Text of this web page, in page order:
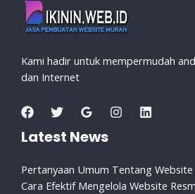
Kami hadir untuk mempermudah
dan Internet
Latest News
Pertanyaan Umum Tentang Website
Cara Efektif Mengelola Website